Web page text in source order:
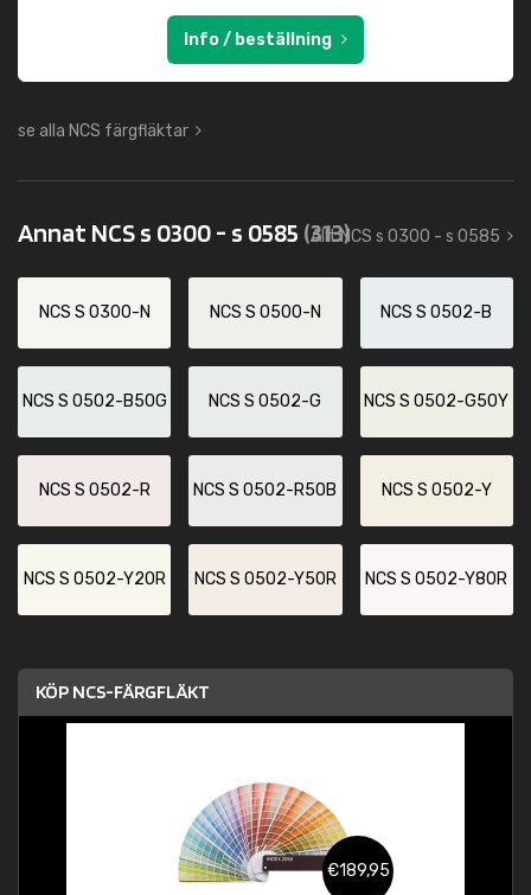
Info / beställning
se alla NCS färgfläktar
Annat NCS s 0300 - s 0585 (313)
Allt NCS s 0300 - s 0585
NCS S 0300-N NCS S 0500-N NCS S 0502-B
NCS S 0502-B50G NCS S 0502-G NCS S 0502-G50Y
NCS S 0502-R NCS S 0502-R50B NCS S 0502-Y
NCS S 0502-Y20R NCS S 0502-Y50R NCS S 0502-Y80R
KÖP NCS-FÄRGFLÄKT
€189,95